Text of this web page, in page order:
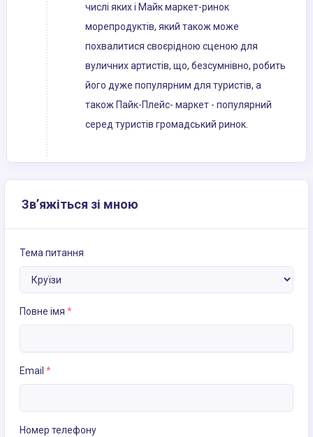
числі яких і Майк маркет-ринок
морепродуктів, який також може
похвалитися своєрідною сценою для
вуличних артистів, що, безсумнівно, робить
його дуже популярним для туристів, а
також Пайк-Плейс- маркет - популярний
серед туристів громадський ринок.
Зв’яжіться зі мною
Тема питання
Повне імя *
Email *
Номер телефону